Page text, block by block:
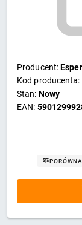
Producent:
Kod producenta:
Stan: Nowy
EAN: